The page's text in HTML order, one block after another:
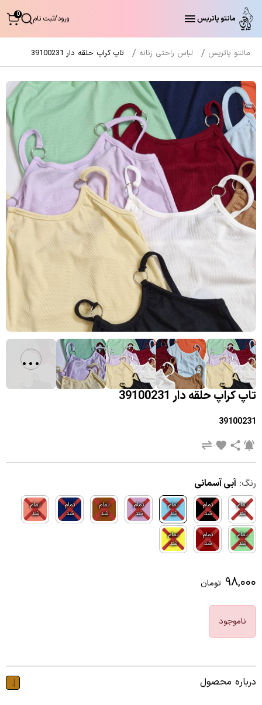
مانتو پاتریس ورود/ثبت نام 0
مانتو پاتریس لباس راحتی زنانه تاپ کراپ حلقه دار 39100231
تاپ کراپ حلقه دار 39100231
39100231
رنگ: آبی آسمانی
تمام
شد
تمام
شد
تمام
شد
تمام
شد
تمام
شد
تمام
شد
تمام
شد
تمام
شد
تمام
شد
تمام
شد
۹۸,۰۰۰ تومان
ناموجود
درباره محصول
...